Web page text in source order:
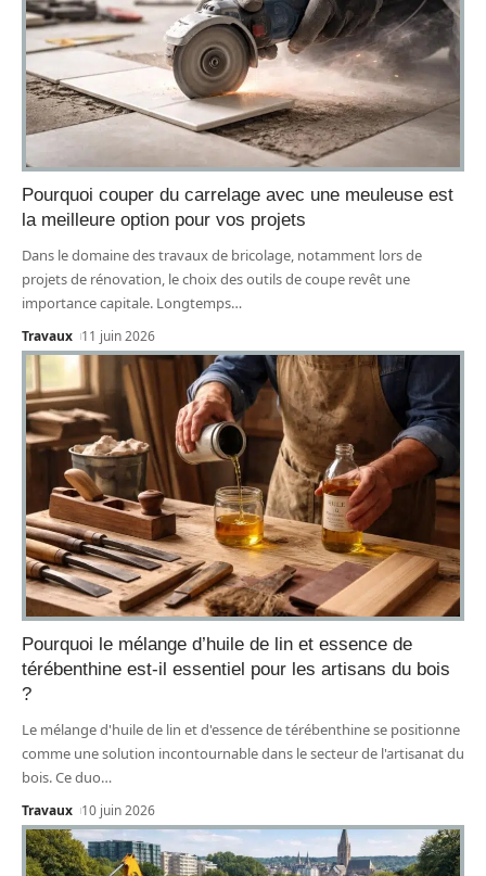
Pourquoi couper du carrelage avec une meuleuse est
la meilleure option pour vos projets
Dans le domaine des travaux de bricolage, notamment lors de
projets de rénovation, le choix des outils de coupe revêt une
importance capitale. Longtemps…
Travaux 11 juin 2026
Pourquoi le mélange d’huile de lin et essence de
térébenthine est-il essentiel pour les artisans du bois
?
Le mélange d'huile de lin et d'essence de térébenthine se positionne
comme une solution incontournable dans le secteur de l'artisanat du
bois. Ce duo…
Travaux 10 juin 2026